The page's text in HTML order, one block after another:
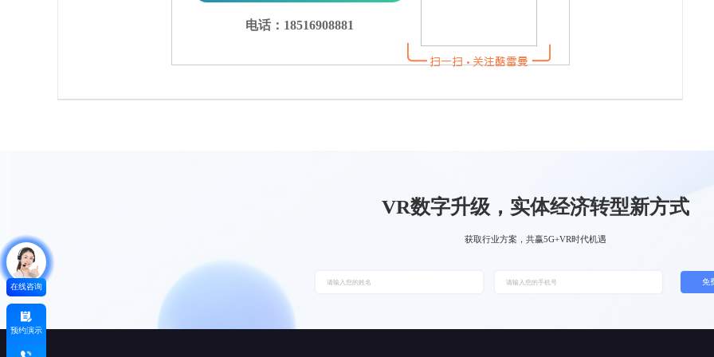
电话：18516908881
在线咨询
预约演示
VR数字升级，实体经济转型新方式
获取行业方案，共赢5G+VR时代机遇
免